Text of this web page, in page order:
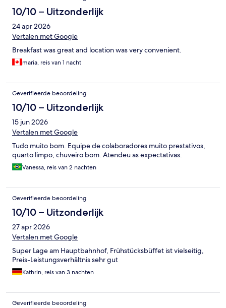
10/10 – Uitzonderlijk
24 apr 2026
Vertalen met Google
Breakfast was great and location was very convenient.
maria, reis van 1 nacht
Geverifieerde beoordeling
10/10 – Uitzonderlijk
15 jun 2026
Vertalen met Google
Tudo muito bom. Equipe de colaboradores muito prestativos,
quarto limpo, chuveiro bom. Atendeu as expectativas.
Vanessa, reis van 2 nachten
Geverifieerde beoordeling
10/10 – Uitzonderlijk
27 apr 2026
Vertalen met Google
Super Lage am Hauptbahnhof, Frühstücksbüffet ist vielseitig,
Preis-Leistungsverhältnis sehr gut
Kathrin, reis van 3 nachten
Geverifieerde beoordeling